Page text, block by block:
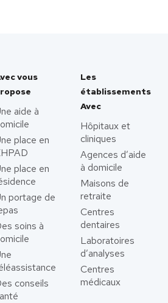
vous
aide à
place en
place en
portage de
soins à
conseils
Les
établissements
Avec
Hôpitaux et
cliniques
Agences d’aide
à domicile
Maisons de
retraite
Centres
dentaires
Laboratoires
d’analyses
Centres
médicaux